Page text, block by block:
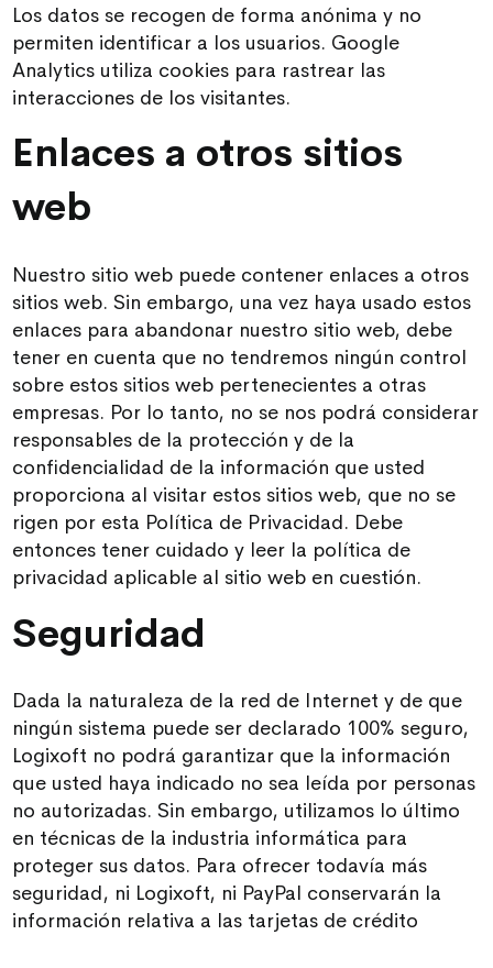
Los datos se recogen de forma anónima y no
permiten identificar a los usuarios. Google
Analytics utiliza cookies para rastrear las
interacciones de los visitantes.
Enlaces a otros sitios
web
Nuestro sitio web puede contener enlaces a otros
sitios web. Sin embargo, una vez haya usado estos
enlaces para abandonar nuestro sitio web, debe
tener en cuenta que no tendremos ningún control
sobre estos sitios web pertenecientes a otras
empresas. Por lo tanto, no se nos podrá considerar
responsables de la protección y de la
confidencialidad de la información que usted
proporciona al visitar estos sitios web, que no se
rigen por esta Política de Privacidad. Debe
entonces tener cuidado y leer la política de
privacidad aplicable al sitio web en cuestión.
Seguridad
Dada la naturaleza de la red de Internet y de que
ningún sistema puede ser declarado 100% seguro,
Logixoft no podrá garantizar que la información
que usted haya indicado no sea leída por personas
no autorizadas. Sin embargo, utilizamos lo último
en técnicas de la industria informática para
proteger sus datos. Para ofrecer todavía más
seguridad, ni Logixoft, ni PayPal conservarán la
información relativa a las tarjetas de crédito